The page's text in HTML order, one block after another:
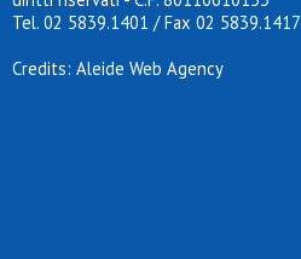
Tel. 02 5839.1401 / Fax 02 5839.1417
Credits: Aleide Web Agency